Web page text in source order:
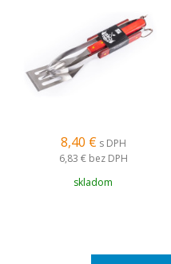
8,40 € s DPH
6,83 € bez DPH
skladom